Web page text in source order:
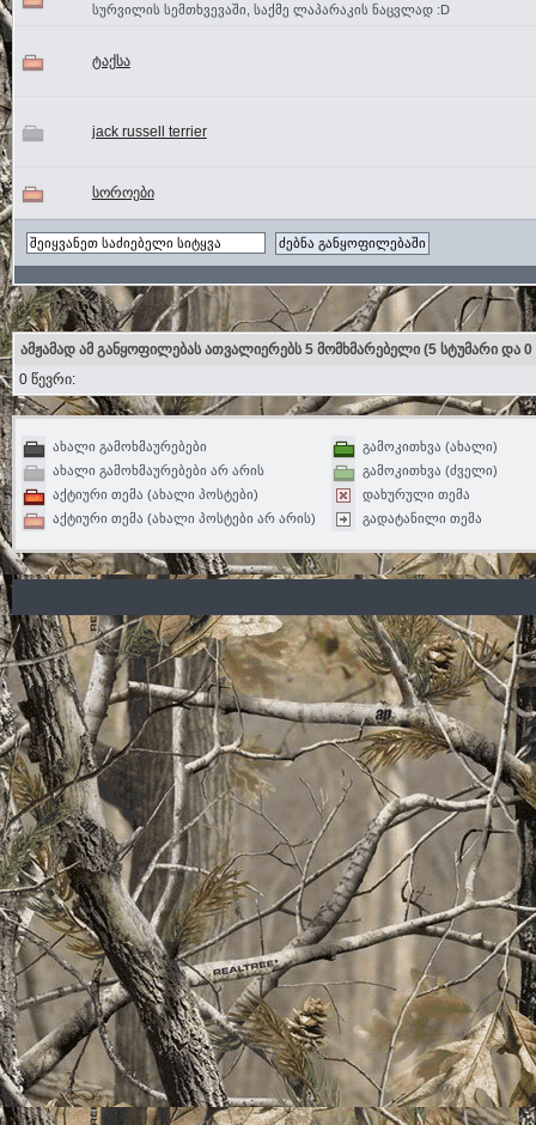
სურვილის სემთხვევაში, საქმე ლაპარაკის ნაცვლად :D
ტაქსა
jack russell terrier
სოროები
ამჟამად ამ განყოფილებას ათვალიერებს 5 მომხმარებელი (5 სტუმარი და 0
0 წევრი:
ახალი გამოხმაურებები
ახალი გამოხმაურებები არ არის
აქტიური თემა (ახალი პოსტები)
აქტიური თემა (ახალი პოსტები არ არის)
გამოკითხვა (ახალი)
გამოკითხვა (ძველი)
დახურული თემა
გადატანილი თემა